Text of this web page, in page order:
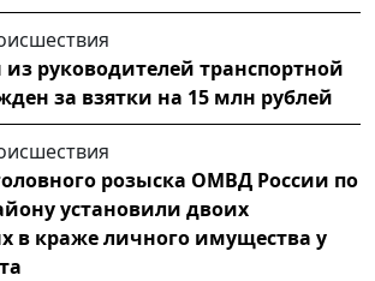
руководителей транспортной
за взятки на 15 млн рублей
розыска ОМВД России по
установили двоих
в краже личного имущества у